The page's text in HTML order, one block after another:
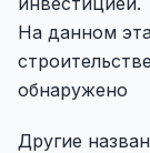
На данном
обнаружено
Другие